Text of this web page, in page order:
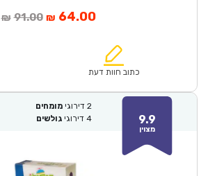
₪ 91.00המחיר
₪91.00.
₪ 64.00המחיר
הוא:
כתוב חוות דעת
9.9
מצוין
2 דירוגי מומחים
4 דירוגי גולשים